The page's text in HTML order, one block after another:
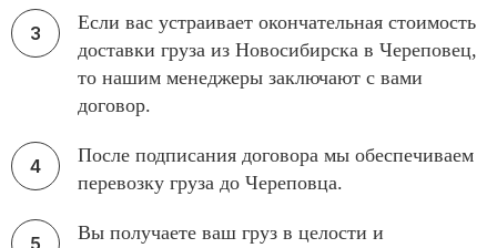
Если вас устраивает окончательная стоимость
доставки груза из Новосибирска в Череповец,
то нашим менеджеры заключают с вами
договор.
После подписания договора мы обеспечиваем
перевозку груза до Череповца.
Вы получаете ваш груз в целости и